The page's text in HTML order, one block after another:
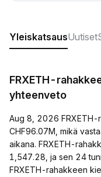
YleiskatsausUutiset
FRXETH-
yhteenveto
Aug 8, 2026
CHF96.07M, mikä
aikana. FRXETH-
1,547.28, ja sen 24
FRXETH-rahakkeen